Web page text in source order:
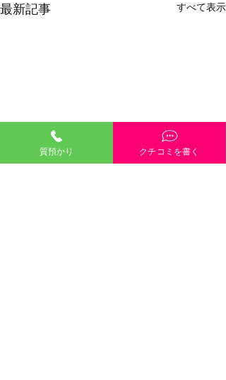
最新記事 すべて表示
質預かり クチコミを書く